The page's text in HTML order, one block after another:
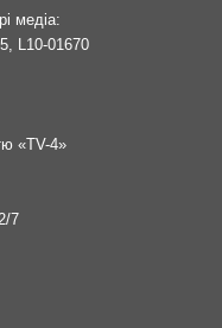
медіа:
L10-01670
«TV-4»
7